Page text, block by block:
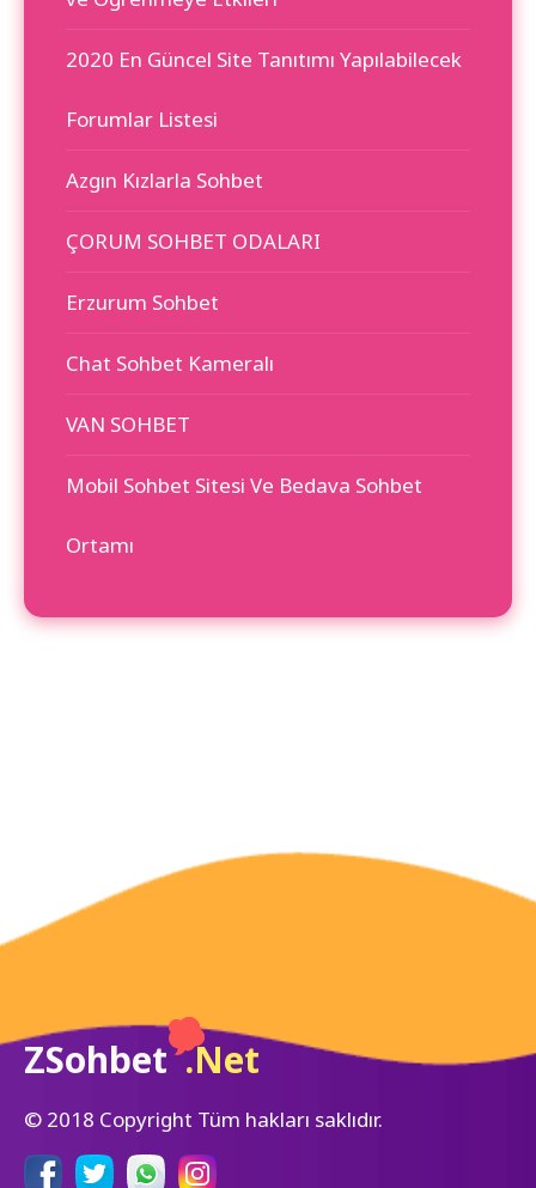
2020 En Güncel Site Tanıtımı Yapılabilecek
Forumlar Listesi
Azgın Kızlarla Sohbet
ÇORUM SOHBET ODALARI
Erzurum Sohbet
Chat Sohbet Kameralı
VAN SOHBET
Mobil Sohbet Sitesi Ve Bedava Sohbet
Ortamı
ZSohbet .Net
© 2018 Copyright Tüm hakları saklıdır.